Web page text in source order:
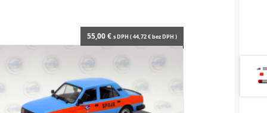
55,00€ s DPH (44,72€bez DPH )